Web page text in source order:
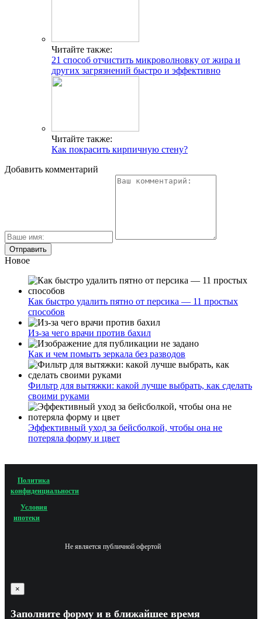
Читайте также:
21 способ отчистить микроволновку от жира и
других загрязнений быстро и эффективно
Читайте также:
Как покрасить кирпичную стену?
Добавить комментарий
Новое
Как быстро удалить пятно от персика — 11 простых
способов
Из-за чего врачи против бахил
Как и чем помыть зеркала без разводов
Фильтр для вытяжки: какой лучше выбрать, как сделать
своими руками
Эффективный уход за бейсболкой, чтобы она не
потеряла форму и цвет
Политика
конфиденциальности
Условия
ипотеки
Не является публичной офертой
×
Заполните форму и в ближайшее время